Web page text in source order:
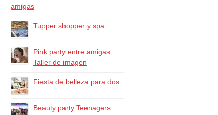
amigas
Tupper shopper y spa
Pink party entre amigas:
Taller de imagen
Fiesta de belleza para dos
Beauty party Teenagers